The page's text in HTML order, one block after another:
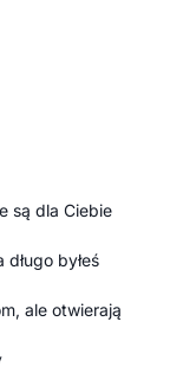
są dla Ciebie
byłeś
ale otwierają